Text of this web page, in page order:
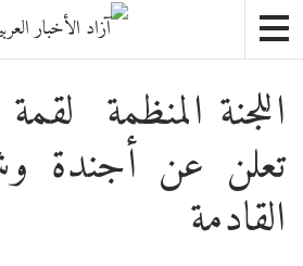
اللجنة المنظمة لقمة
تعلن عن أجندة
القادمة